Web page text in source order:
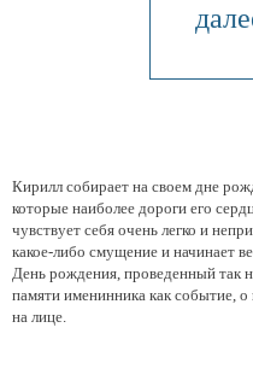
Кирилл собирает на своем дне
которые наиболее дороги его
чувствует себя очень легко и
какое-либо смущение и начинает
День рождения, проведенный так
памяти именинника как событие,
на лице.